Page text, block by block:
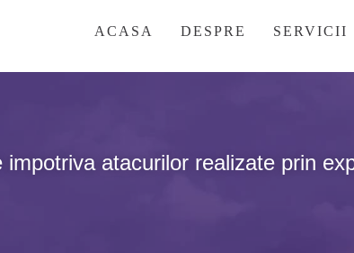
SERVICII
DESPRE
ACASA
impotriva atacurilor realizate prin